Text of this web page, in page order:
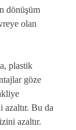
dönüşüm
olan
plastik
göze
azaltır. Bu da
azaltır.